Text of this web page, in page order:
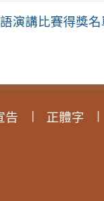
演講比賽得獎名
告 正體字